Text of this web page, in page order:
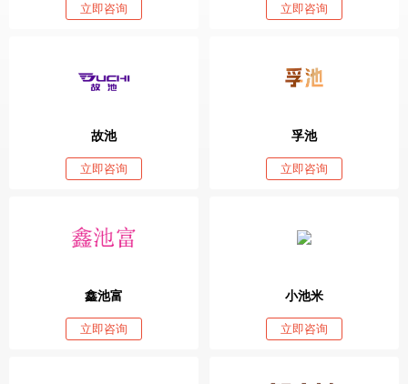
立即咨询 立即咨询
故池
立即咨询
孚池
立即咨询
鑫池富
立即咨询
小池米
立即咨询